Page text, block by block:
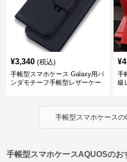
¥3,340 (税込)
手帳型スマホケース Galaxy用パ
ンダモチーフ手帳型レザーケー
¥
手
級
手帳型スマホケースの
手帳型スマホケースAQUOSのお